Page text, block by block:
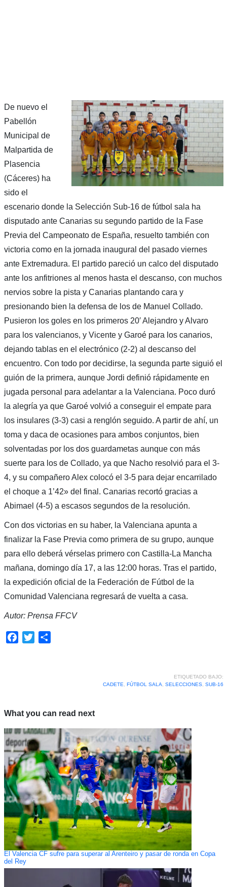
De nuevo el
Pabellón
Municipal de
Malpartida de
Plasencia
(Cáceres) ha
sido el
escenario donde la Selección Sub-16 de fútbol sala ha
disputado ante Canarias su segundo partido de la Fase
Previa del Campeonato de España, resuelto también con
victoria como en la jornada inaugural del pasado viernes
ante Extremadura. El partido pareció un calco del disputado
ante los anfitriones al menos hasta el descanso, con muchos
nervios sobre la pista y Canarias plantando cara y
presionando bien la defensa de los de Manuel Collado.
Pusieron los goles en los primeros 20′ Alejandro y Alvaro
para los valencianos, y Vicente y Garoé para los canarios,
dejando tablas en el electrónico (2-2) al descanso del
encuentro. Con todo por decidirse, la segunda parte siguió el
guión de la primera, aunque Jordi definió rápidamente en
jugada personal para adelantar a la Valenciana. Poco duró
la alegría ya que Garoé volvió a conseguir el empate para
los insulares (3-3) casi a renglón seguido. A partir de ahí, un
toma y daca de ocasiones para ambos conjuntos, bien
solventadas por los dos guardametas aunque con más
suerte para los de Collado, ya que Nacho resolvió para el 3-
4, y su compañero Alex colocó el 3-5 para dejar encarrilado
el choque a 1’42» del final. Canarias recortó gracias a
Abimael (4-5) a escasos segundos de la resolución.
Con dos victorias en su haber, la Valenciana apunta a
finalizar la Fase Previa como primera de su grupo, aunque
para ello deberá vérselas primero con Castilla-La Mancha
mañana, domingo día 17, a las 12:00 horas. Tras el partido,
la expedición oficial de la Federación de Fútbol de la
Comunidad Valenciana regresará de vuelta a casa.
Autor: Prensa FFCV
Facebook
Twitter
ETIQUETADO BAJO:
CADETE
FÚTBOL SALA SELECCIONES, SUB-16
What you can read next
El Valencia CF sufre para superar al Arenteiro y pasar de ronda en Copa
del Rey